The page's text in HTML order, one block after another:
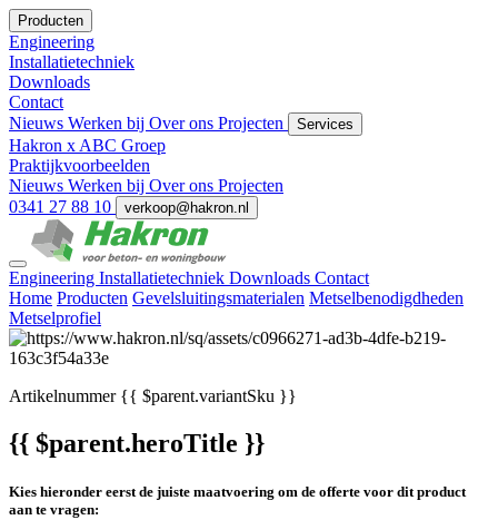
Producten
Engineering
Installatietechniek
Downloads
Contact
Nieuws Werken bij Over ons Projecten Services
Hakron x ABC Groep
Praktijkvoorbeelden
Nieuws Werken bij Over ons Projecten
0341 27 88 10
verkoop@hakron.nl
Engineering Installatietechniek Downloads Contact
Home Producten Gevelsluitingsmaterialen Metselbenodigdheden
Metselprofiel
Artikelnummer{{ $parent.variantSku }}
{{ $parent.heroTitle }}
Kies hieronder eerst de juiste maatvoering om de offerte voor dit product
aan te vragen: